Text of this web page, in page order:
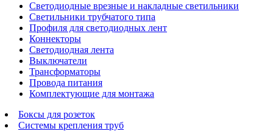
Светодиодные врезные и накладные светильники
Светильники трубчатого типа
Профиля для светодиодных лент
Коннекторы
Светодиодная лента
Выключатели
Трансформаторы
Провода питания
Комплектующие для монтажа
Боксы для розеток
Системы крепления труб